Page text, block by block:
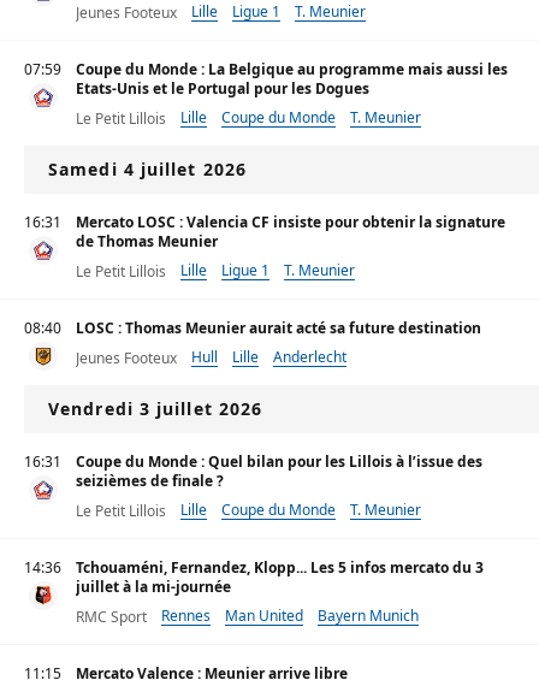
Jeunes Footeux
Lille Ligue 1 T. Meunier
07:59
Coupe du Monde : La Belgique au programme mais aussi les
Etats-Unis et le Portugal pour les Dogues
Le Petit Lillois
Lille Coupe du Monde T. Meunier
Samedi 4 juillet 2026
16:31
Mercato LOSC : Valencia CF insiste pour obtenir la signature
de Thomas Meunier
Le Petit Lillois
Lille Ligue 1 T. Meunier
08:40
LOSC : Thomas Meunier aurait acté sa future destination
Jeunes Footeux
Hull Lille Anderlecht
Vendredi 3 juillet 2026
16:31
Coupe du Monde : Quel bilan pour les Lillois à l’issue des
seizièmes de finale ?
Le Petit Lillois
Lille Coupe du Monde T. Meunier
14:36
Tchouaméni, Fernandez, Klopp... Les 5 infos mercato du 3
juillet à la mi-journée
RMC Sport
Rennes Man United Bayern Munich
11:15
Mercato Valence : Meunier arrive libre